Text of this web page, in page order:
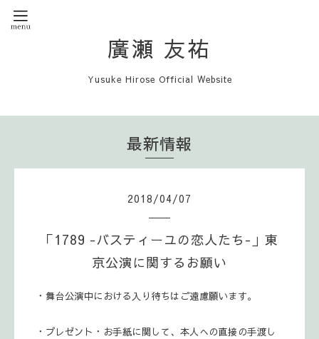
廣瀬 友祐
Yusuke Hirose Official Website
最新情報
2018/04/07
「1789 -バスティーユの恋人たち-」東
京公演に関するお願い
・舞台公演中における入り待ちはご遠慮願います。
・プレゼント・お手紙に関して、本人への直接の手渡し